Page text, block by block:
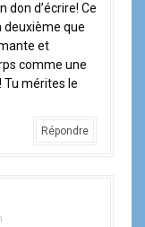
don d’écrire! Ce
deuxième que
et
comme une
Tu mérites le
Répondre